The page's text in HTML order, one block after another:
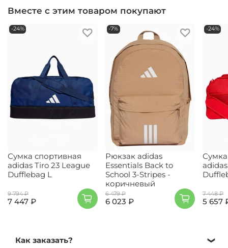
Вместе с этим товаром покупают
-24%
Сумка спортивная
adidas Tiro 23 League
Dufflebag L
9 794 ₽
7 447 ₽
-7%
Рюкзак adidas
Essentials Back to
School 3-Stripes -
коричневый
6 479 ₽
6 023 ₽
-24%
7 448 ₽
5 657
Как заказать?